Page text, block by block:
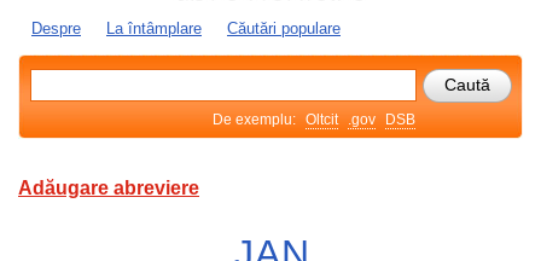
Despre La întâmplare Căutări populare
De exemplu: Oltcit .gov DSB
Adăugare abreviere